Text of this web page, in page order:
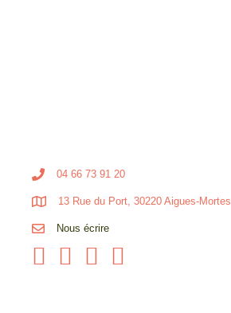
04 66 73 91 20
13 Rue du Port, 30220 Aigues-Mortes
Nous écrire